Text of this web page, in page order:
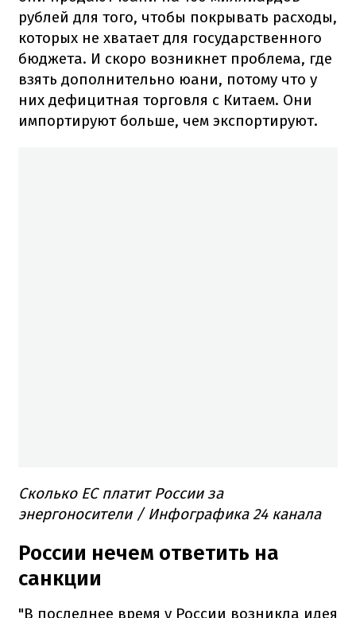
рублей для того, чтобы покрывать расходы,
которых не хватает для государственного
бюджета. И скоро возникнет проблема, где
взять дополнительно юани, потому что у
них дефицитная торговля с Китаем. Они
импортируют больше, чем экспортируют.
Сколько ЕС платит России за
энергоносители / Инфографика 24 канала
России нечем ответить на
санкции
"В последнее время у России возникла идея